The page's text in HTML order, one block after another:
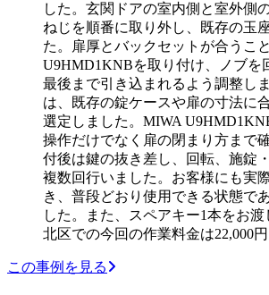
した。玄関ドアの室内側と室外側
ねじを順番に取り外し、既存の玉
た。扉厚とバックセットが合うこ
U9HMD1KNBを取り付け、ノブを
最後まで引き込まれるよう調整し
は、既存の錠ケースや扉の寸法に
選定しました。MIWA
操作だけでなく扉の閉まり方まで
付後は鍵の抜き差し、回転、施錠
複数回行いました。お客様にも実
き、普段どおり使用できる状態で
した。また、スペアキー1本をお
北区での今回の作業料金は22,000円
この事例を見る